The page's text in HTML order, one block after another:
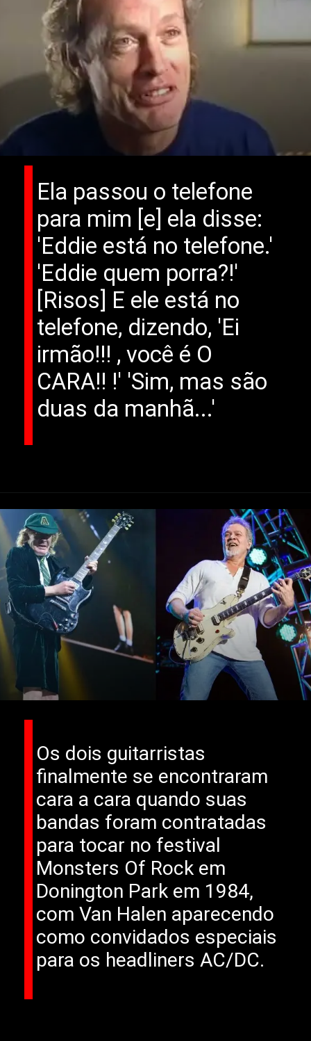
Ela passou o telefone
para mim [e] ela disse:
'Eddie está no telefone.'
'Eddie quem porra?!'
[Risos] E ele está no
telefone, dizendo, 'Ei
irmão!!! , você é O
CARA!! !' 'Sim, mas são
duas da manhã...'
Os dois guitarristas
finalmente se encontraram
cara a cara quando suas
bandas foram contratadas
para tocar no festival
Monsters Of Rock em
Donington Park em 1984,
com Van Halen aparecendo
como convidados especiais
para os headliners AC/DC.